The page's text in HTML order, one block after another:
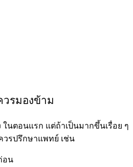
วรมองข้าม
ในตอนแรก แต่ถ้าเป็นมากขึ้นเรื่อย ๆ
วรปรึกษาแพทย์ เช่น
อน